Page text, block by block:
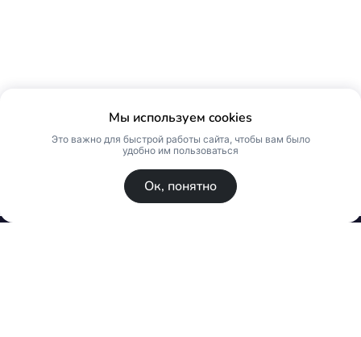
Мы используем cookies
Это важно для быстрой работы сайта, чтобы вам было
удобно им пользоваться
Ок, понятно